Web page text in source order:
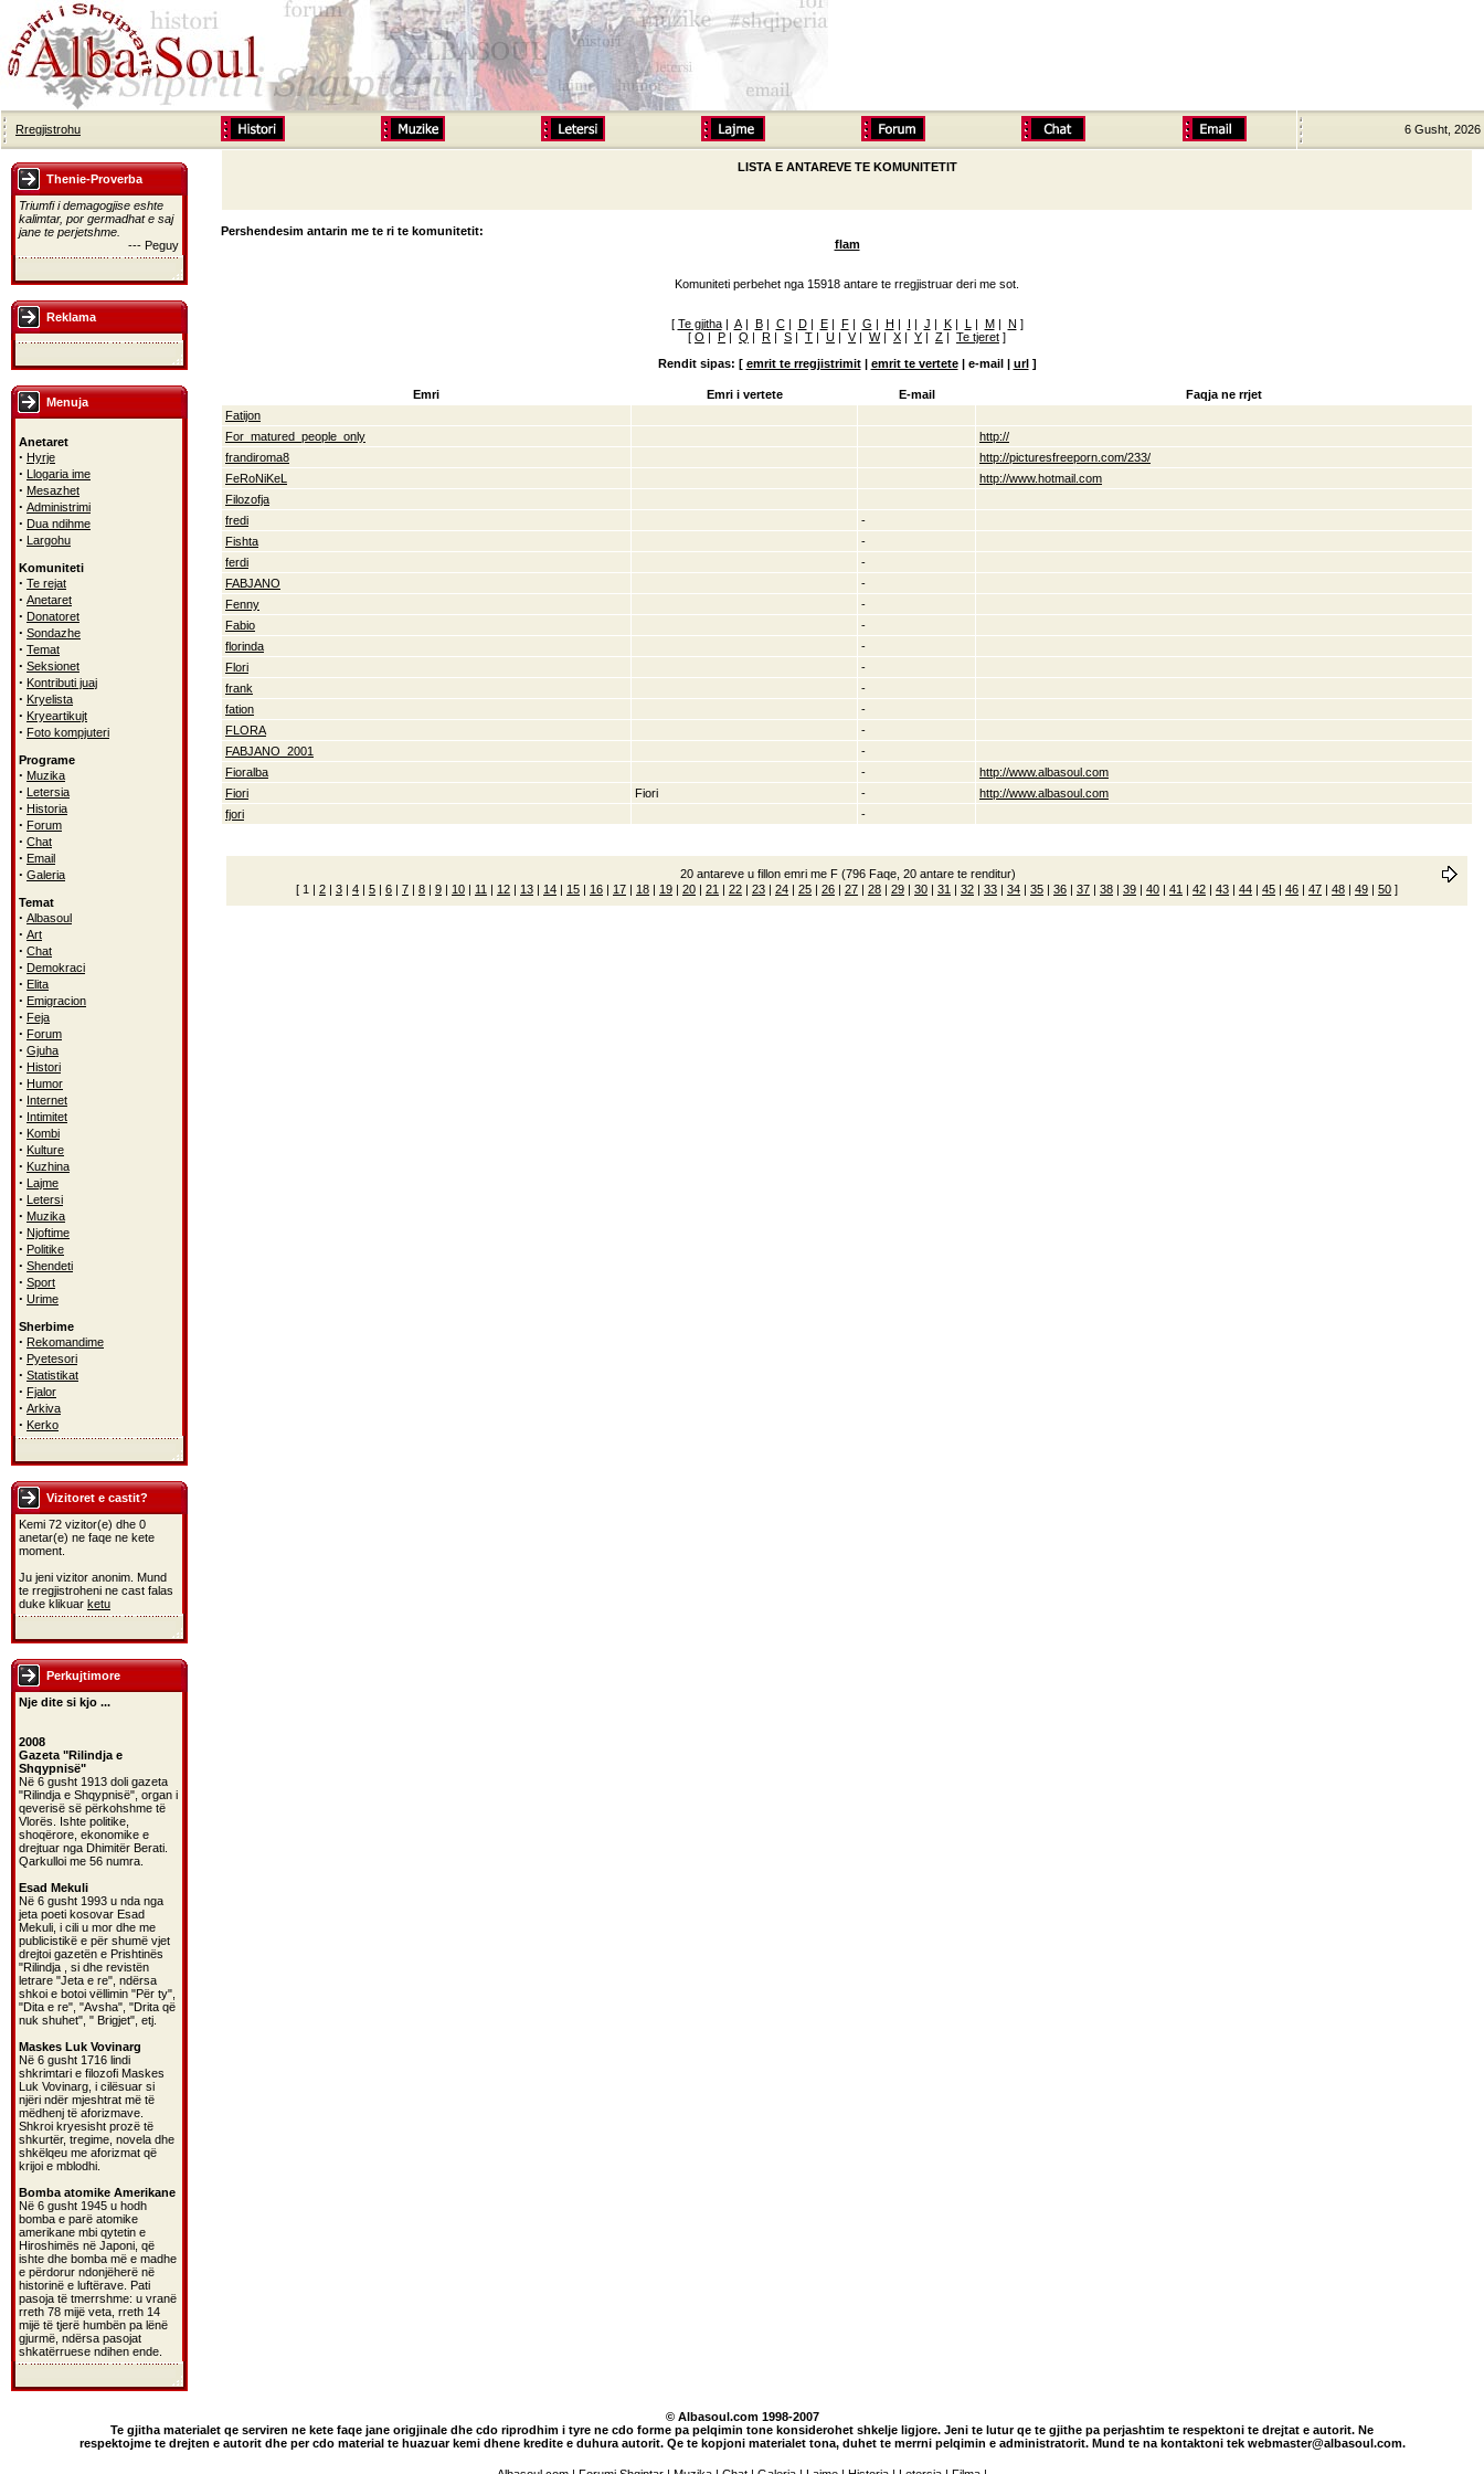
Rregjistrohu 6 Gusht, 2026
Thenie-Proverba
Triumfi i demagogjise eshte
kalimtar, por germadhat e saj
jane te perjetshme.
--- Peguy
Reklama
Menuja
Anetaret
· Hyrje
· Llogaria ime
· Mesazhet
· Administrimi
· Dua ndihme
· Largohu
Komuniteti
· Te rejat
· Anetaret
· Donatoret
· Sondazhe
· Temat
· Seksionet
· Kontributi juaj
· Kryelista
· Kryeartikujt
· Foto kompjuteri
Programe
· Muzika
· Letersia
· Historia
· Forum
· Chat
· Email
· Galeria
Temat
· Albasoul
· Art
· Chat
· Demokraci
· Elita
· Emigracion
· Feja
· Forum
· Gjuha
· Histori
· Humor
· Internet
· Intimitet
· Kombi
· Kulture
· Kuzhina
· Lajme
· Letersi
· Muzika
· Njoftime
· Politike
· Shendeti
· Sport
· Urime
Sherbime
· Rekomandime
· Pyetesori
· Statistikat
· Fjalor
· Arkiva
· Kerko
Vizitoret e castit?
Kemi 72 vizitor(e) dhe 0
anetar(e) ne faqe ne kete
moment.
Ju jeni vizitor anonim. Mund
te rregjistroheni ne cast falas
duke klikuar ketu
Perkujtimore
Nje dite si kjo ...
2008
Gazeta "Rilindja e
Shqypnisë"
Në 6 gusht 1913 doli gazeta
"Rilindja e Shqypnisë", organ i
qeverisë së përkohshme të
Vlorës. Ishte politike,
shoqërore, ekonomike e
drejtuar nga Dhimitër Berati.
Qarkulloi me 56 numra.
Esad Mekuli
Në 6 gusht 1993 u nda nga
jeta poeti kosovar Esad
Mekuli, i cili u mor dhe me
publicistikë e për shumë vjet
drejtoi gazetën e Prishtinës
"Rilindja , si dhe revistën
letrare "Jeta e re", ndërsa
shkoi e botoi vëllimin "Për ty",
"Dita e re", "Avsha", "Drita që
nuk shuhet", " Brigjet", etj.
Maskes Luk Vovinarg
Në 6 gusht 1716 lindi
shkrimtari e filozofi Maskes
Luk Vovinarg, i cilësuar si
njëri ndër mjeshtrat më të
mëdhenj të aforizmave.
Shkroi kryesisht prozë të
shkurtër, tregime, novela dhe
shkëlqeu me aforizmat që
krijoi e mblodhi.
Bomba atomike Amerikane
Në 6 gusht 1945 u hodh
bomba e parë atomike
amerikane mbi qytetin e
Hiroshimës në Japoni, që
ishte dhe bomba më e madhe
e përdorur ndonjëherë në
historinë e luftërave. Pati
pasoja të tmerrshme: u vranë
rreth 78 mijë veta, rreth 14
mijë të tjerë humbën pa lënë
gjurmë, ndërsa pasojat
shkatërruese ndihen ende.
LISTA E ANTAREVE TE KOMUNITETIT
Pershendesim antarin me te ri te komunitetit:
flam
Komuniteti perbehet nga 15918 antare te rregjistruar deri me sot.
[ Te gjitha| A| B| C| D| E| F| G | H | I | J | K| L | M| N ]
[ O | P | Q | R | S | T | U | V| W| X | Y | Z | Te tjeret ]
Rendit sipas: [ emrit te rregjistrimit| emrit te vertete| e-mail | url ]
Emri Emri i vertete E-mail
Faqja ne rrjet
Fatijon
For_matured_people_only
http://
frandiroma8
http://picturesfreeporn.com/233/
FeRoNiKeL
http://www.hotmail.com
Filozofja
fredi
-
Fishta
-
ferdi
-
FABJANO
-
Fenny
-
Fabio
-
florinda
-
Flori
-
frank
-
fation
-
FLORA
-
FABJANO_2001
-
Fioralba
-
http://www.albasoul.com
Fiori
Fiori -
http://www.albasoul.com
fjori
-
20 antareve u fillon emri me F (796 Faqe, 20 antare te renditur)
[ 1 | 2 | 3 | 4 | 5 | 6 | 7 | 8 | 9 | 10 | 11 | 12 | 13 | 14 | 15 | 16 | 17 | 18 | 19 | 20 | 21 | 22 | 23 | 24 | 25 | 26 | 27 | 28 | 29 | 30 | 31 | 32 | 33 | 34 | 35 | 36 | 37 | 38 | 39 | 40 | 41 | 42 | 43 | 44 | 45 | 46 | 47 | 48 | 49 | 50 ]
© Albasoul.com 1998-2007
Te gjitha materialet qe serviren ne kete faqe jane origjinale dhe cdo riprodhim i tyre ne cdo forme pa pelqimin tone konsiderohet shkelje ligjore. Jeni te lutur qe te gjithe pa perjashtim te respektoni te drejtat e autorit. Ne
respektojme te drejten e autorit dhe per cdo material te huazuar kemi dhene kredite e duhura autorit. Qe te kopjoni materialet tona, duhet te merrni pelqimin e administratorit. Mund te na kontaktoni tek webmaster@albasoul.com.